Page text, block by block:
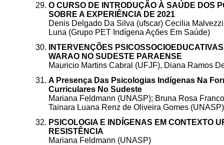
O CURSO DE INTRODUÇÃO À SAÚDE DOS
SOBRE A EXPERIÊNCIA DE 2021
Denis Delgado Da Silva (ufscar) Cecilia
Luna (Grupo PET Indígena Ações Em Saúde)
INTERVENÇÕES
WARAO NO SUDESTE PARAENSE
Mauricio Martins Cabral (UFJF), Diana Ramos
A Presença Das Psicologias Indígenas Na
Curriculares No Sudeste
Mariana Feldmann (UNASP); Bruna Rosa
Tainara Luana Renz de Oliveira Gomes (UNASP)
PSICOLOGIA E INDÍGENAS EM CONTEXTO
RESISTÊNCIA
Mariana Feldmann (UNASP)